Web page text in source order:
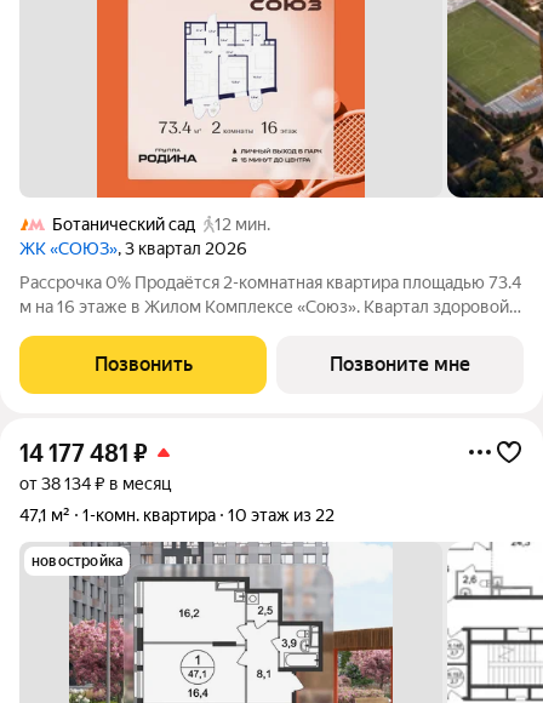
Ботанический сад
12 мин.
ЖК «СОЮЗ», 3 квартал 2026
Рассрочка 0% Продаётся 2-комнатная квартира площадью 73.4
м на 16 этаже в Жилом Комплексе «Союз». Квартал здоровой
олимпийских видов спорта: - Ледовая арена для хоккея и
фигурного катания, - Футбольные
Позвонить Позвоните мне
14 177 481 ₽
от 38 134 ₽ в месяц
47,1 м²
1-комн. квартира 10 этаж из 22
новостройка